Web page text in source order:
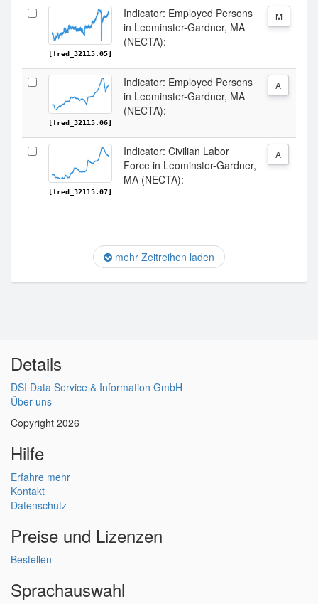
[fred_32115.05]
Indicator: Employed Persons
in Leominster-Gardner, MA
(NECTA):
M
[fred_32115.06]
Indicator: Employed Persons
in Leominster-Gardner, MA
(NECTA):
A
[fred_32115.07]
Indicator: Civilian Labor
Force in Leominster-Gardner,
MA (NECTA):
A
mehr Zeitreihen laden
Details
DSI Data Service & Information GmbH
Über uns
Copyright 2026
Hilfe
Erfahre mehr
Kontakt
Datenschutz
Preise und Lizenzen
Bestellen
Sprachauswahl